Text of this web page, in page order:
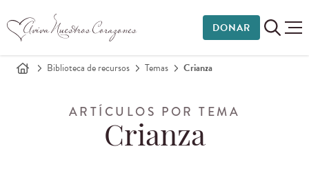
DONAR
Biblioteca de recursos Temas Crianza
ARTÍCULOS POR TEMA
Crianza